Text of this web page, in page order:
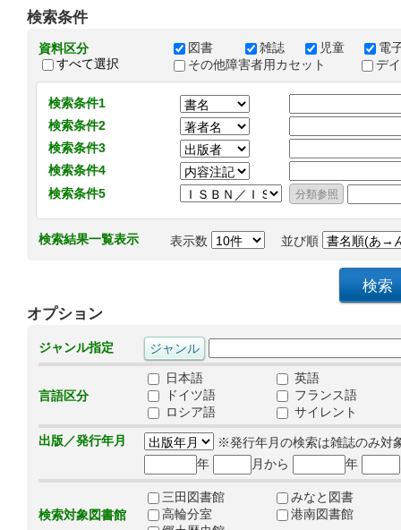
検索条件
資料区分
すべて選択
図書 雑誌 児童
電
その他障害者用カセット
デ
検索条件1
検索条件2
検索条件3
検索条件4
検索条件5
検索結果一覧表示 表示数 並び順
オプション
ジャンル指定
言語区分
日本語
英語
ドイツ語
フランス語
ロシア語
サイレント
出版／発行年月
※発行年月の検索は雑誌のみ対
年
月から 年
検索対象図書館
三田図書館
みなと図書
高輪分室
港南図書館